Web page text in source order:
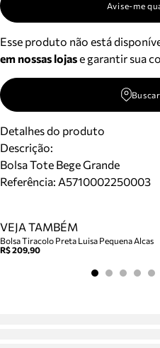
Avise-me
Esse produto não está
em nossas lojase garantir sua
Detalhes do produto
Descrição:
Bolsa Tote Bege Grande
Referência: A5710002250003
VEJA TAMBÉM
Bolsa Tiracolo Preta Luisa Pequena Alcas
R$ 209,90